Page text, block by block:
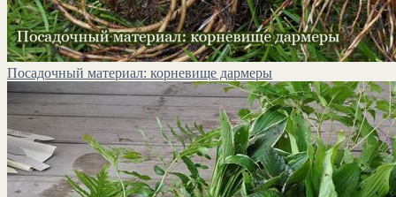
Посадочный материал: корневище дармеры